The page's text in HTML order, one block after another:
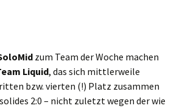
zum Team der Woche machen
Liquid, das sich mittlerweile
bzw. vierten (!) Platz zusammen
2:0 – nicht zuletzt wegen der wie